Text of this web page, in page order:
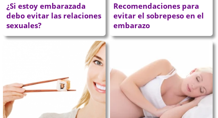
¿Si estoy embarazada
debo evitar las relaciones
sexuales?
Recomendaciones para
evitar el sobrepeso en el
embarazo